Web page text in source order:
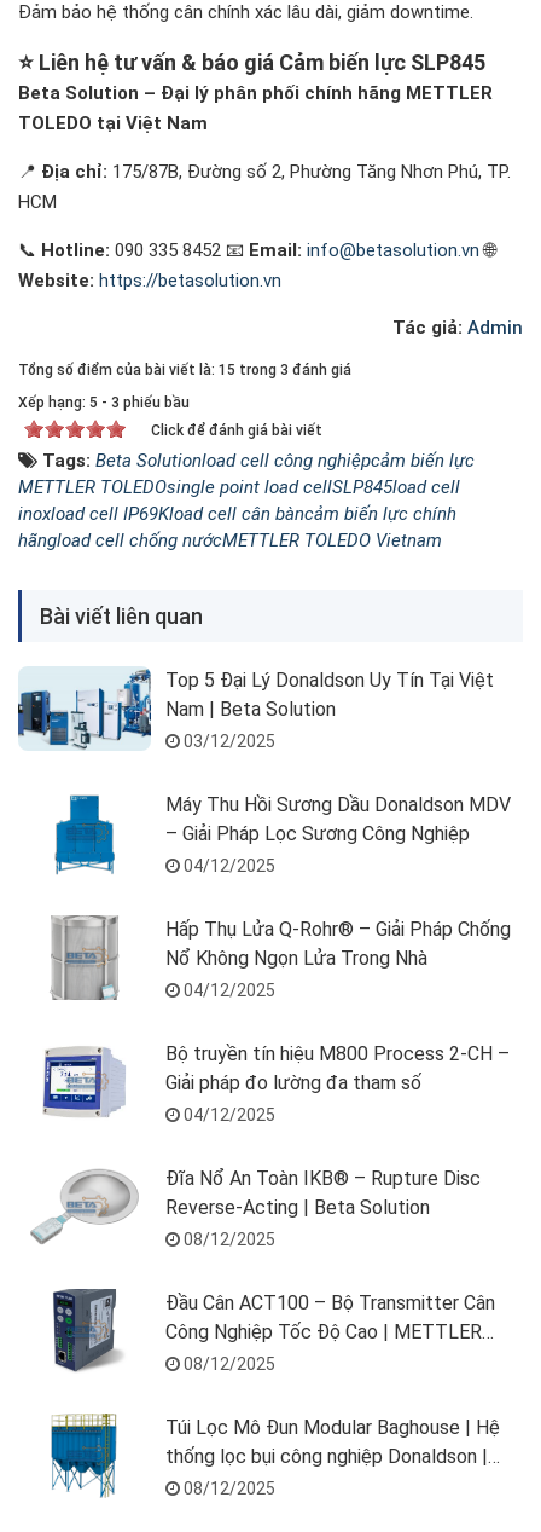
Đảm bảo hệ thống cân chính xác lâu dài, giảm downtime.
⭐ Liên hệ tư vấn & báo giá Cảm biến lực SLP845
Beta Solution – Đại lý phân phối chính hãng METTLER
TOLEDO tại Việt Nam
📍 Địa chỉ: 175/87B, Đường số 2, Phường Tăng Nhơn Phú, TP.
HCM
📞 Hotline: 090 335 8452 📧 Email: info@betasolution.vn🌐
Website: https://betasolution.vn
Tác giả: Admin
Tổng số điểm của bài viết là: 15 trong 3 đánh giá
Xếp hạng: 5 - 3 phiếu bầu
Click để đánh giá bài viết
Tags: Beta Solutionload cell công nghiệpcảm biến lực
METTLER TOLEDOsingle point load cellSLP845load cell
inoxload cell IP69Kload cell cân bàncảm biến lực chính
hãngload cell chống nướcMETTLER TOLEDO Vietnam
Bài viết liên quan
Top 5 Đại Lý Donaldson Uy Tín Tại Việt
Nam | Beta Solution
03/12/2025
Máy Thu Hồi Sương Dầu Donaldson MDV
– Giải Pháp Lọc Sương Công Nghiệp
04/12/2025
Hấp Thụ Lửa Q-Rohr® – Giải Pháp Chống
Nổ Không Ngọn Lửa Trong Nhà
04/12/2025
Bộ truyền tín hiệu M800 Process 2-CH –
Giải pháp đo lường đa tham số
04/12/2025
Đĩa Nổ An Toàn IKB® – Rupture Disc
Reverse-Acting | Beta Solution
08/12/2025
Đầu Cân ACT100 – Bộ Transmitter Cân
Công Nghiệp Tốc Độ Cao | METTLER
TOLEDO
08/12/2025
Túi Lọc Mô Đun Modular Baghouse | Hệ
thống lọc bụi công nghiệp Donaldson |
Beta Solution
08/12/2025